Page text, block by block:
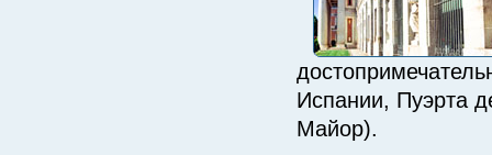
Испании, Пуэрта
Майор).